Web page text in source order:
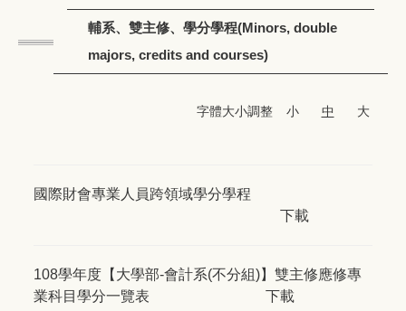
輔系、雙主修、學分學程(Minors, double
majors, credits and courses)
字體大小調整 小 中 大
國際財會專業人員跨領域學分學程
下載
108學年度【大學部-會計系(不分組)】雙主修應修專
業科目學分一覽表
下載